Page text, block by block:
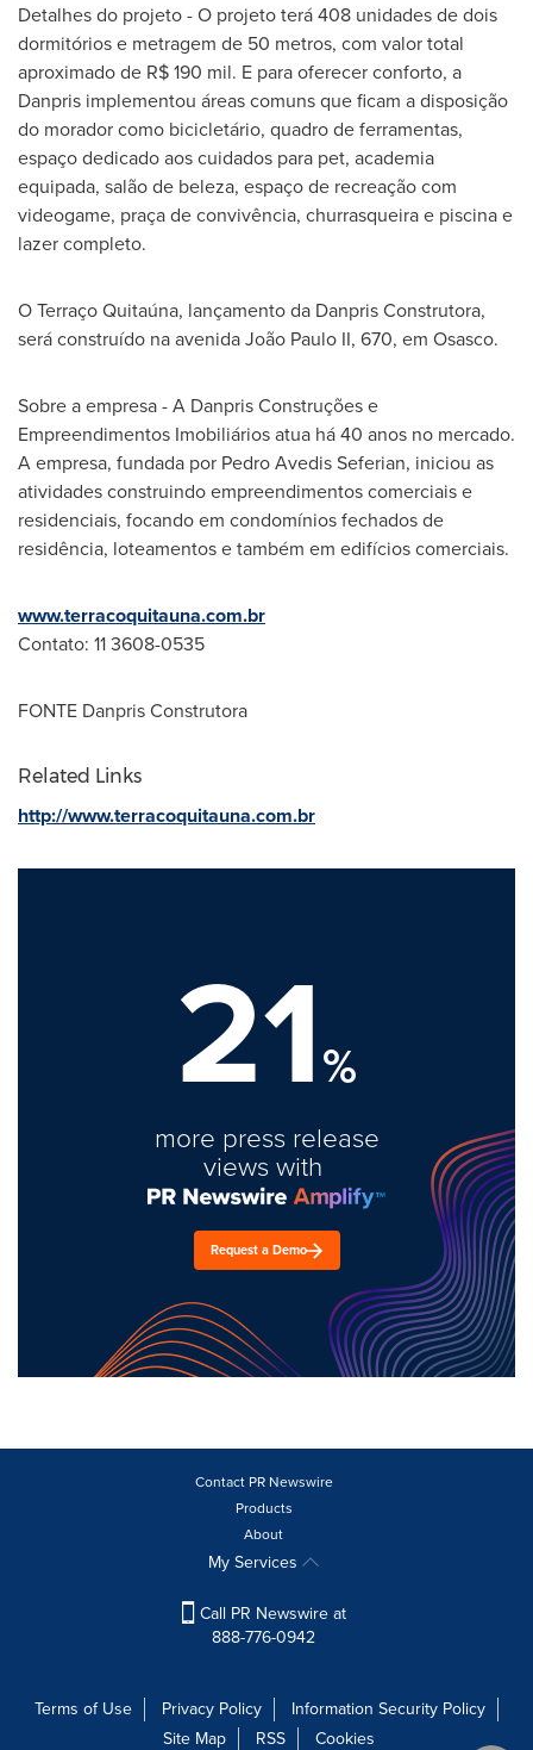
Detalhes do projeto - O projeto terá 408 unidades de dois
dormitórios e metragem de 50 metros, com valor total
aproximado de R$ 190 mil. E para oferecer conforto, a
Danpris implementou áreas comuns que ficam a disposição
do morador como bicicletário, quadro de ferramentas,
espaço dedicado aos cuidados para pet, academia
equipada, salão de beleza, espaço de recreação com
videogame, praça de convivência, churrasqueira e piscina e
lazer completo.
O Terraço Quitaúna, lançamento da Danpris Construtora,
será construído na avenida João Paulo II, 670, em Osasco.
Sobre a empresa - A Danpris Construções e
Empreendimentos Imobiliários atua há 40 anos no mercado.
A empresa, fundada por Pedro Avedis Seferian, iniciou as
atividades construindo empreendimentos comerciais e
residenciais, focando em condomínios fechados de
residência, loteamentos e também em edifícios comerciais.
www.terracoquitauna.com.br
Contato: 11 3608-0535
FONTE Danpris Construtora
Related Links
http://www.terracoquitauna.com.br
21%
more press release
views with
Request a Demo
Contact PR Newswire
Products
About
My Services
Call PR Newswire at
888-776-0942
Terms of Use Privacy Policy
Information Security Policy
Site Map
RSS Cookies